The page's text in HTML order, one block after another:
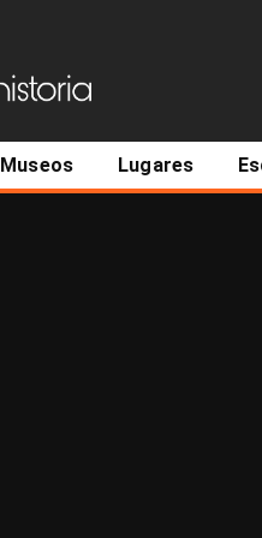
Museos Lugares